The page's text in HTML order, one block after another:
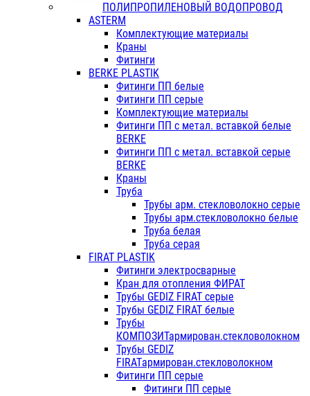
ПОЛИПРОПИЛЕНОВЫЙ ВОДОПРОВОД
ASTERM
Комплектующие материалы
Краны
Фитинги
BERKE PLASTIK
Фитинги ПП белые
Фитинги ПП серые
Комплектующие материалы
Фитинги ПП с метал. вставкой белые
BERKE
Фитинги ПП с метал. вставкой серые
BERKE
Краны
Труба
Трубы арм. стекловолокно серые
Трубы арм.стекловолокно белые
Труба белая
Труба серая
FIRAT PLASTIK
Фитинги электросварные
Кран для отопления ФИРАТ
Трубы GEDIZ FIRAT серые
Трубы GEDIZ FIRAT белые
Трубы
КОМПОЗИТармирован.стекловолокном
Трубы GEDIZ
FIRATармирован.стекловолокном
Фитинги ПП серые
Фитинги ПП серые